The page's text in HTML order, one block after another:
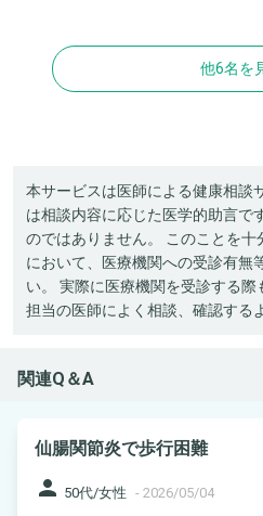
他6名を
本サービスは医師による健康相談
は相談内容に応じた医学的助言で
のではありません。 このことを
において、医療機関への受診有無
い。 実際に医療機関を受診する際
担当の医師によく相談、確認する
関連Q＆A
仙腸関節炎で歩行困難
person 50代/女性 - 2026/05/04